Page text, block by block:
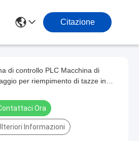
Citazione
di controllo PLC Macchina di
per riempimento di tazze in
Ora
Informazioni